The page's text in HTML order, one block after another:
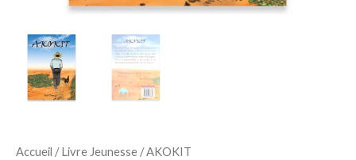
Accueil /Livre Jeunesse / AKOKIT